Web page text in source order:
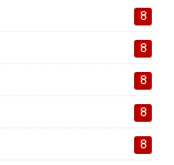
8
8
8
8
8